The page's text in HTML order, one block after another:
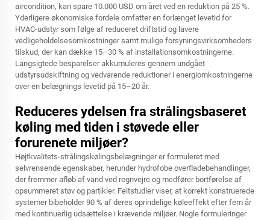
aircondition, kan spare 10.000 USD om året ved en reduktion på 25 %.
Yderligere økonomiske fordele omfatter en forlænget levetid for
HVAC-udstyr som følge af reduceret driftstid og lavere
vedligeholdelsesomkostninger samt mulige forsyningsvirksomheders
tilskud, der kan dække 15–30 % af installationsomkostningerne.
Langsigtede besparelser akkumuleres gennem undgået
udstyrsudskiftning og vedvarende reduktioner i energiomkostningerne
over en belægnings levetid på 15–20 år.
Reduceres ydelsen fra strålingsbaseret
køling med tiden i støvede eller
forurenete miljøer?
Højtkvalitets-strålingskølingsbelægninger er formuleret med
selvrensende egenskaber, herunder hydrofobe overfladebehandlinger,
der fremmer afløb af vand ved regnvejre og medfører bortførelse af
opsummeret støv og partikler. Feltstudier viser, at korrekt konstruerede
systemer bibeholder 90 % af deres oprindelige køleeffekt efter fem år
med kontinuerlig udsættelse i krævende miljøer. Nogle formuleringer